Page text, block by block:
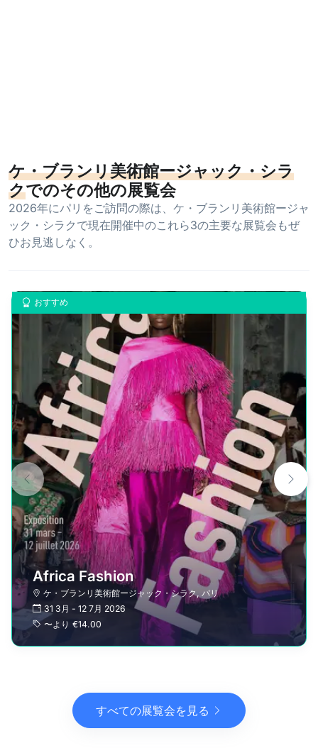
ケ・ブランリ美術館ージャック・シラ
クでのその他の展覧会
2026年にパリをご訪問の際は、ケ・ブランリ美術館ージャ
ック・シラクで現在開催中のこれら3の主要な展覧会もぜ
ひお見逃しなく。
おすすめ
Africa Fashion
ケ・ブランリ美術館ージャック・シラク
パリ
31 3月 -12 7月 2026
〜より €14.00
すべての展覧会を見る